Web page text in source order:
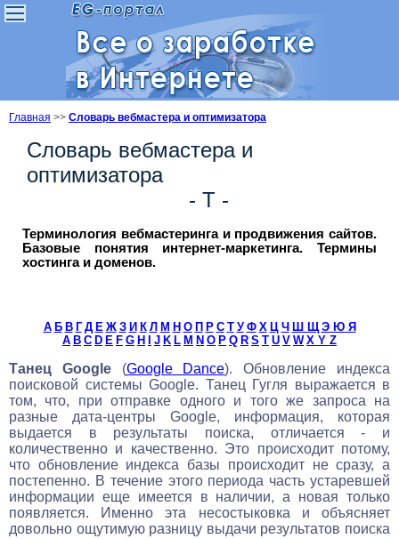
Главная >> Словарь вебмастера и оптимизатора
Словарь вебмастера и
оптимизатора
- Т -
Терминология вебмастеринга и продвижения сайтов.
Базовые понятия интернет-маркетинга. Термины
хостинга и доменов.
А Б В Г Д Е Ж З И К Л М Н О П Р С Т У Ф Х Ц Ч Ш Щ Э Ю Я
A B C D E F G H J K L M N O P Q R S T U V W X Y Z
Танец Google(Google Dance). Обновление индекса
поисковой системы Google. Танец Гугля выражается в
том, что, при отправке одного и того же запроса на
разные дата-центры Google, информация, которая
выдается в результаты поиска, отличается - и
количественно и качественно. Это происходит потому,
что обновление индекса базы происходит не сразу, а
постепенно. В течение этого периода часть устаревшей
информации еще имеется в наличии, а новая только
появляется. Именно эта несостыковка и объясняет
довольно ощутимую разницу выдачи результатов поиска